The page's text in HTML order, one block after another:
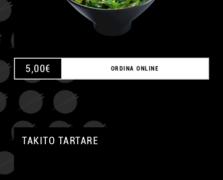
5,00€ ORDINA ONLINE
TAKITO TARTARE